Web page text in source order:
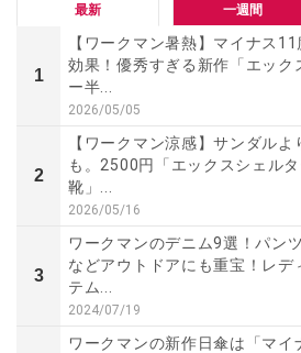
最新 一週間
1
【ワークマン暑熱】マイナス
効果！優秀すぎる新作「エック
ー半...
2026/05/05
2
【ワークマン涼感】サンダルよ
も。2500円「エックスシェル
靴」...
2026/05/16
3
ワークマンのデニム9選！パン
などアウトドアにも重宝！レデ
テム...
2024/07/19
ワークマンの新作日傘は「マ